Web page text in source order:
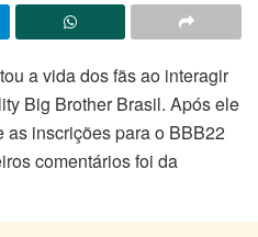
a vida dos fãs ao interagir
Big Brother Brasil. Após ele
as inscrições para o BBB22
comentários foi da